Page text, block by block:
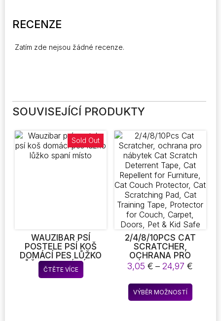
RECENZE
Zatím zde nejsou žádné recenze.
SOUVISEJÍCÍ PRODUKTY
Sold Out
WAUZIBAR PSÍ
POSTELE PSÍ KOŠ
DOMÁCÍ PES LŮŽKO
LŮŽKO SPANÍ MÍSTO
ČTĚTE VÍCE
2/4/8/10PCS CAT
SCRATCHER,
OCHRANA PRO
NÁBYTEK CAT
SCRATCH
DETERRENT TAPE,
CAT REPELLENT FOR
FURNITURE, CAT
3,05€ – 24,97€
VÝBĚR MOŽNOSTÍ
Tento
produkt